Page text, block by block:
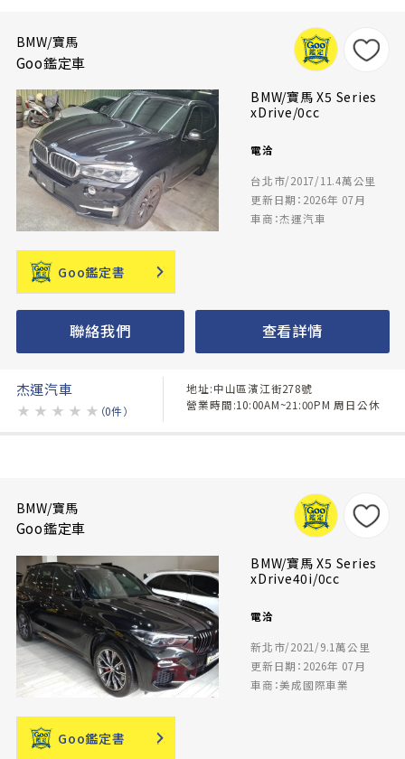
BMW/寶馬
Goo鑑定車
BMW/寶馬 X5 Series
xDrive/0cc
電洽
台北市/2017/11.4萬公里
更新日期：2026年 07月
車商：杰運汽車
Goo鑑定書
聯絡我們 查看詳情
杰運汽車
★ ★ ★ ★ ★ （0件）
地址:中山區濱江街278號
營業時間:10:00AM~21:00PM 周日公休
BMW/寶馬
Goo鑑定車
BMW/寶馬 X5 Series
xDrive40i/0cc
電洽
新北市/2021/9.1萬公里
更新日期：2026年 07月
車商：美成國際車業
Goo鑑定書